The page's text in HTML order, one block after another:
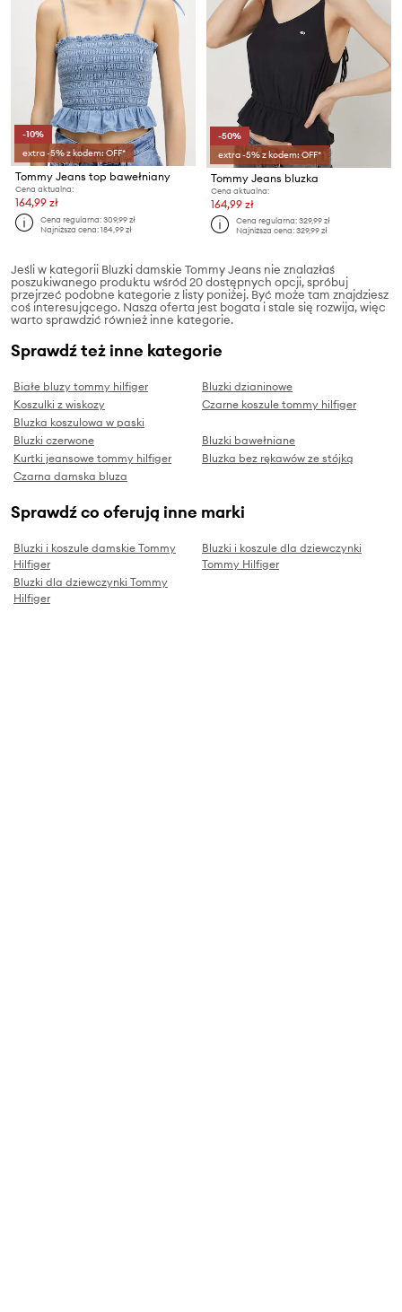
-10%
extra -5% z kodem: OFF*
Tommy Jeans top bawełniany
Cena aktualna:
164,99 zł
Cena regularna:309,99 zł
Najniższa cena:184,99 zł
-50%
extra -5% z kodem: OFF*
Tommy Jeans bluzka
Cena aktualna:
164,99 zł
Cena regularna:329,99 zł
Najniższa cena:329,99 zł
Jeśli w kategorii Bluzki damskie Tommy Jeans nie znalazłaś
poszukiwanego produktu wśród 20 dostępnych opcji, spróbuj
przejrzeć podobne kategorie z listy poniżej. Być może tam znajdziesz
coś interesującego. Nasza oferta jest bogata i stale się rozwija, więc
warto sprawdzić również inne kategorie.
Sprawdź też inne kategorie
Białe bluzy tommy hilfiger
Bluzki dzianinowe
Koszulki z wiskozy
Czarne koszule tommy hilfiger
Bluzka koszulowa w paski
Bluzki czerwone
Bluzki bawełniane
Kurtki jeansowe tommy hilfiger
Bluzka bez rękawów ze stójką
Czarna damska bluza
Sprawdź co oferują inne marki
Bluzki i koszule damskie Tommy
Hilfiger
Bluzki i koszule dla dziewczynki
Tommy Hilfiger
Bluzki dla dziewczynki Tommy
Hilfiger